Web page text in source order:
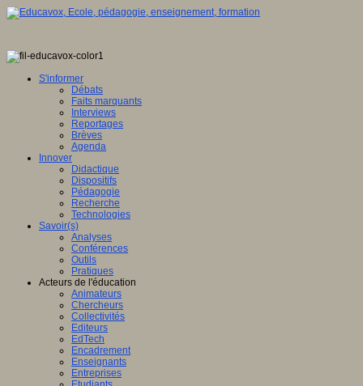
S'informer
Débats
Faits marquants
Interviews
Reportages
Brèves
Agenda
Innover
Didactique
Dispositifs
Pédagogie
Recherche
Technologies
Savoir(s)
Analyses
Conférences
Outils
Pratiques
Acteurs de l'éducation
Animateurs
Chercheurs
Collectivités
Editeurs
EdTech
Encadrement
Enseignants
Entreprises